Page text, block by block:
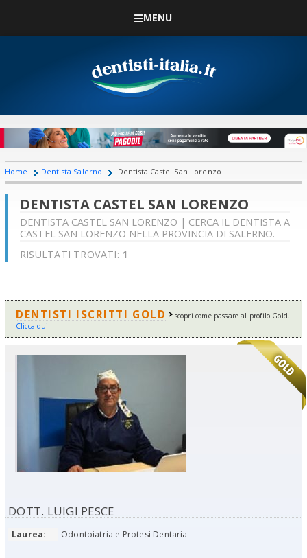
MENU
Home Dentista Salerno Dentista Castel San Lorenzo
DENTISTA CASTEL SAN LORENZO
DENTISTA CASTEL SAN LORENZO | CERCA IL DENTISTA A
CASTEL SAN LORENZO NELLA PROVINCIA DI SALERNO.
RISULTATI TROVATI: 1
DENTISTI ISCRITTI GOLD
scopri come passare al profilo Gold.
Clicca qui
DOTT. LUIGI PESCE
Laurea: Odontoiatria e Protesi Dentaria